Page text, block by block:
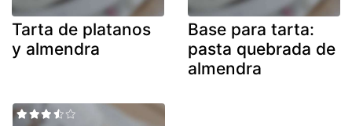
Tarta de platanos
y almendra
Base para tarta:
pasta quebrada de
almendra